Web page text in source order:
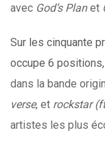
avec God’s Planet
Sur les cinquante
occupe 6
dans la bande
verse, et rockstar
artistes les plus